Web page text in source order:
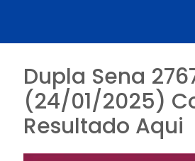
Dupla Sena
(24/01/2025)
Resultado Aqui